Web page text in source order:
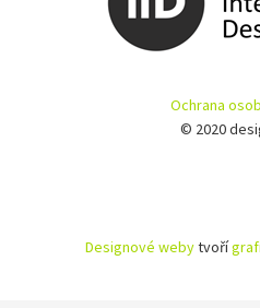
Ochrana
© 2020
Designové webytvoří